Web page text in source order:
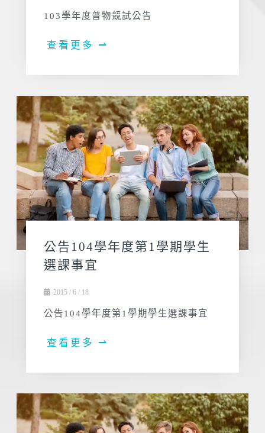
103學年度普物競試公告
查看更多 ⇀
公告104學年度第1學期學生
選課事宜
2015 / 6 / 18
公告104學年度第1學期學生選課事宜
查看更多 ⇀